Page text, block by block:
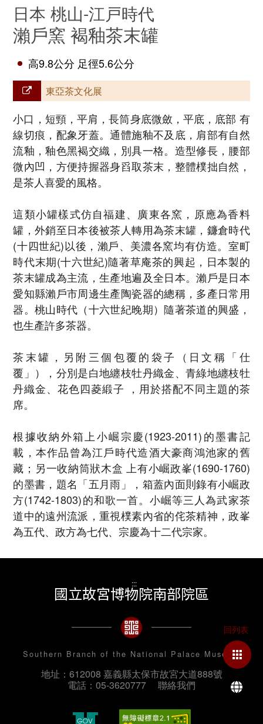
日本 桃山-江戸時代
瀨戶窯 褐釉茶末罐
高9.8公分 足徑5.6公分
東亞茶文化展
小口，短頸，平肩，長筒身底微斂，平底，底部 有
線切痕，配象牙蓋。通體施釉不及底，肩部有自然
流釉，釉色黑褐交織，別具一格。造型修長，腰部
微內凹，方便持握器身舀取茶末，整體樸拙自然，
是茶人喜愛的風格。
這類小罐樣式仿自福建、廣東各窯，原應為香料
罐，外銷至日本後被茶人轉用為茶末罐，鐮倉時代
(十四世紀)以後，瀨戶、美濃各窯均有仿造。室町
時代末期(十六世紀)隨著草庵茶的興起，日本製的
茶末罐成為主流，生產地遍及全日本。瀨戶是日本
愛知縣瀨戶市周邊生產陶瓷器的總稱，多產日常用
器。桃山時代（十六世紀晚期）隨著茶道的興盛，
也生產許多茶器。
茶末罐，另附三個包覆的袋子（日文稱「仕
覆」），分別是白地纏枝牡丹織金、青綠地纏枝牡
丹織金、花色四菱緞子 ，用於搭配不同主題的茶
席。
根據收納外箱上小崛宗慶(1923-2011)的墨書記
載，本作品曾為江戶時代造酒大豪商鴻池家的舊
藏；另一收納筒狀木盒 上有小崛政峯(1690-1760)
的墨書，題名「五月雨」，箱蓋內面則錄有小崛政
方(1742-1803)的和歌一首。小崛等三人為武家茶
道中的遠州流派，重視樸素內省的侘茶精神，政峯
為五代、政方為七代、宗慶為十二代宗家。
:::
國立故宮博物院南部院區
Southern Branch of the National Palace Museum
地址：612008 嘉義縣太保市故宮大道888號
電話：05-3620777
聯絡我們